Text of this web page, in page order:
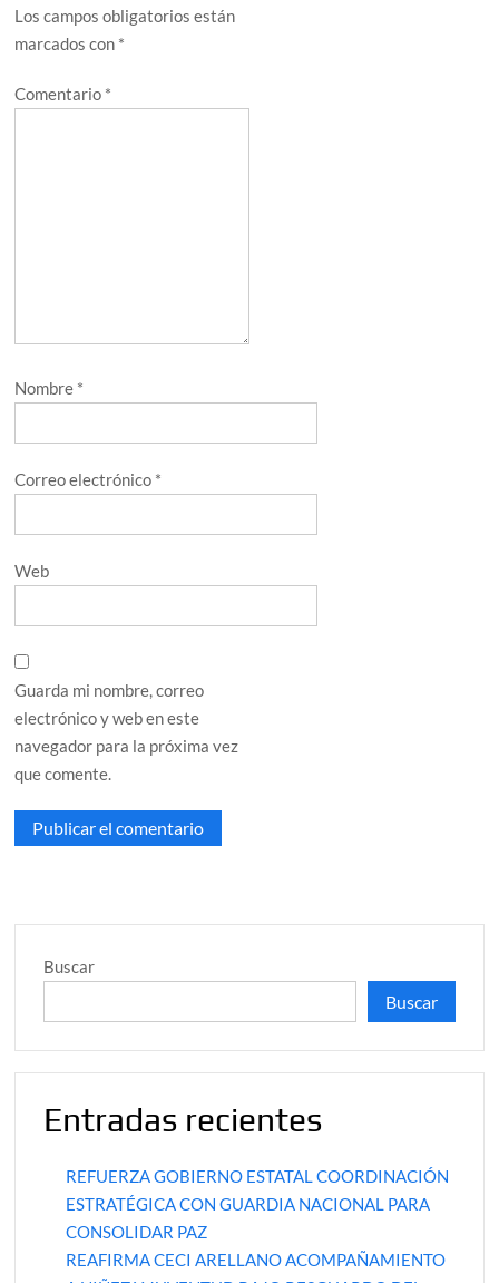
Los campos obligatorios están
marcados con *
Comentario *
Nombre *
Correo electrónico *
Web
Guarda mi nombre, correo
electrónico y web en este
navegador para la próxima vez
que comente.
Buscar
Buscar
Entradas recientes
REFUERZA GOBIERNO ESTATAL COORDINACIÓN
ESTRATÉGICA CON GUARDIA NACIONAL PARA
CONSOLIDAR PAZ
REAFIRMA CECI ARELLANO ACOMPAÑAMIENTO